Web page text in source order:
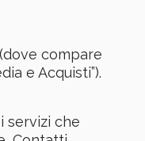
compare
e Acquisti”).
servizi che